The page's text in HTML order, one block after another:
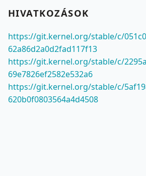
HIVATKOZÁSOK
https://git.kernel.org/stable/c/
62a86d2a0d2fad117f13
https://git.kernel.org/stable/c/
69e7826ef2582e532a6
https://git.kernel.org/stable/c/
620b0f0803564a4d4508